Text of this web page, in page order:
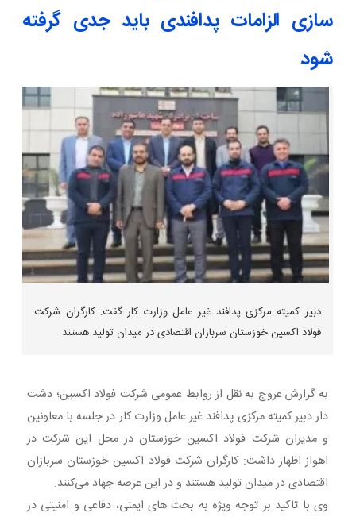
سازی الزامات پدافندی باید جدی گرفته
شود
دبیر کمیته مرکزی پدافند غیر عامل وزارت کار گفت: کارگران شرکت
فولاد اکسین خوزستان سربازان اقتصادی در میدان تولید هستند
به گزارش عروج به نقل از روابط عمومی شرکت فولاد اکسین؛ دشت
دار دبیر کمیته مرکزی پدافند غیر عامل وزارت کار در جلسه با معاونین
و مدیران شرکت فولاد اکسین خوزستان در محل این شرکت در
اهواز اظهار داشت: کارگران شرکت فولاد اکسین خوزستان سربازان
اقتصادی در میدان تولید هستند و در این عرصه جهاد می‌کنند.
وی با تاکید بر توجه ویژه به بحث های ایمنی، دفاعی و امنیتی در